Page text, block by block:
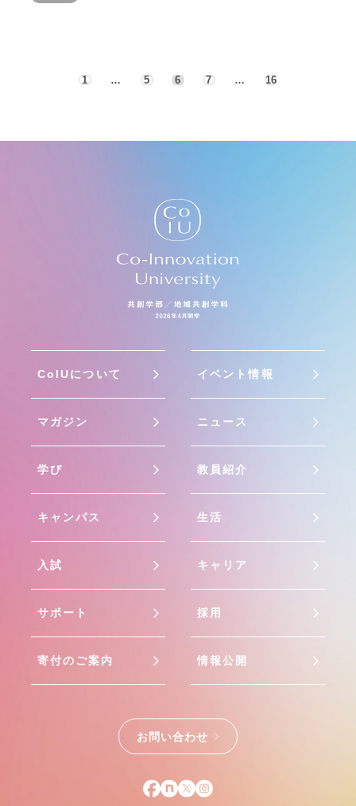
1 … 5 6 7 … 16
CoIUについて イベント情報
マガジン ニュース
学び 教員紹介
キャンパス 生活
入試 キャリア
サポート 採用
寄付のご案内 情報公開
お問い合わせ